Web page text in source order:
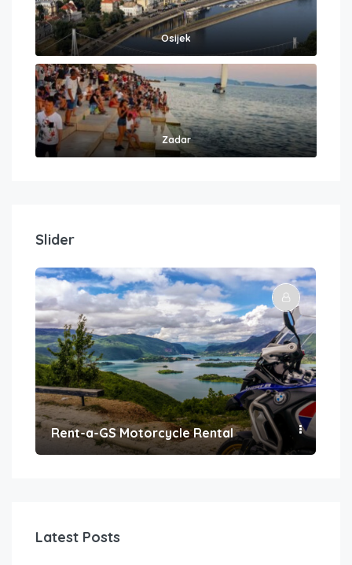
Osijek
Zadar
Slider
Rent-a-GS Motorcycle Rental
Latest Posts